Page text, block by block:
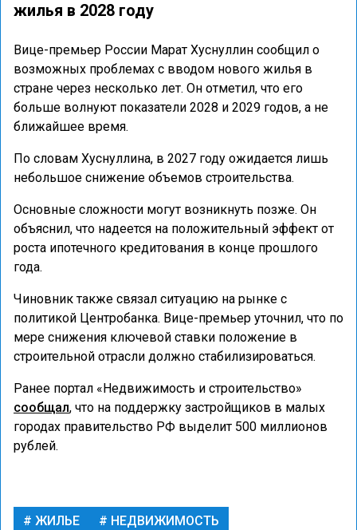
жилья в 2028 году
Вице-премьер России Марат Хуснуллин сообщил о
возможных проблемах с вводом нового жилья в
стране через несколько лет. Он отметил, что его
больше волнуют показатели 2028 и 2029 годов, а не
ближайшее время.
По словам Хуснуллина, в 2027 году ожидается лишь
небольшое снижение объемов строительства.
Основные сложности могут возникнуть позже. Он
объяснил, что надеется на положительный эффект от
роста ипотечного кредитования в конце прошлого
года.
Чиновник также связал ситуацию на рынке с
политикой Центробанка. Вице-премьер уточнил, что по
мере снижения ключевой ставки положение в
строительной отрасли должно стабилизироваться.
Ранее портал «Недвижимость и строительство»
сообщал, что на поддержку застройщиков в малых
городах правительство РФ выделит 500 миллионов
рублей.
ЖИЛЬЕ
НЕДВИЖИМОСТЬ